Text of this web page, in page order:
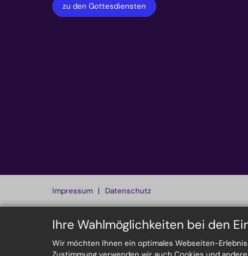
Ihre Wahlmöglichkeiten bei den
Wir möchten Ihnen ein optimales Webseiten-
zu den Gottesdiensten
Impressum Datenschutz